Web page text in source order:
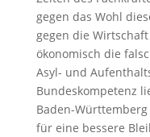
gegen das Wohl
gegen die
ökonomisch die
Asyl- und
Bundeskompetenz
Baden-
für eine bessere